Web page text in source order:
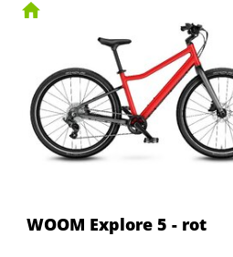
WOOM Explore 5 - rot